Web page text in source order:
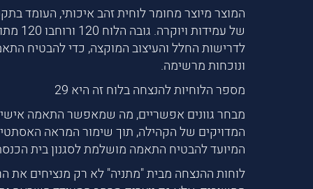
המוצר מיוצר מחומר לוחית זהב איכותי, העומד
של עמידות
לדרישות החלל והעיצוב המוקצה, כדי להבטיח
ונוכחות מרשימה.
מספר הלוחיות להנצחה בלוח זה היא 29
מבחר גוונים אפשריים, מה שמאפשר התאמה
המדויקים של הקהילה, תוך שימור המראה האסתטי
המיועד להבטיח התאמה מושלמת לסגנון בית
לוחות ההנצחה מבית "מתניה" לא רק מנציחים את